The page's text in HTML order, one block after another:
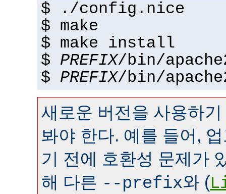
$ ./config.nice
$ make
$ make install
$ PREFIX/bin/
$ PREFIX/bin/
새로운 버전을 사용하
봐야 한다. 예를 들어,
기 전에 호환성 문제가
해 다른 --prefix와 (